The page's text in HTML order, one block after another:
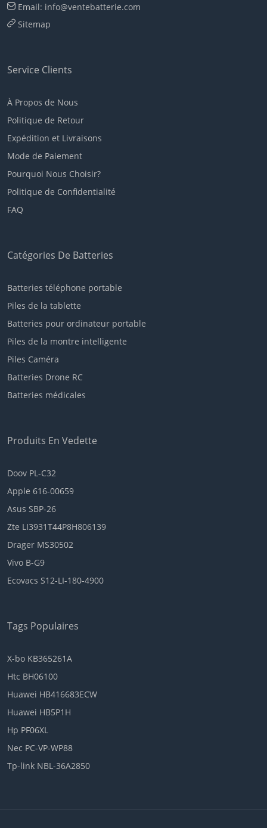
Email: info@ventebatterie.com
Sitemap
Service Clients
À Propos de Nous
Politique de Retour
Expédition et Livraisons
Mode de Paiement
Pourquoi Nous Choisir?
Politique de Confidentialité
FAQ
Catégories De Batteries
Batteries téléphone portable
Piles de la tablette
Batteries pour ordinateur portable
Piles de la montre intelligente
Piles Caméra
Batteries Drone RC
Batteries médicales
Produits En Vedette
Doov PL-C32
Apple 616-00659
Asus SBP-26
Zte LI3931T44P8H806139
Drager MS30502
Vivo B-G9
Ecovacs S12-LI-180-4900
Tags Populaires
X-bo KB365261A
Htc BH06100
Huawei HB416683ECW
Huawei HB5P1H
Hp PF06XL
Nec PC-VP-WP88
Tp-link NBL-36A2850